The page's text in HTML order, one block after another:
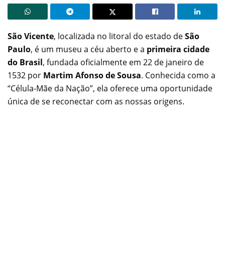
São Vicente, localizada no litoral do estado deSão
Paulo, é um museu a céu aberto e a primeira cidade
do Brasil, fundada oficialmente em 22 de janeiro de
1532 por Martim Afonso de Sousa. Conhecida como a
“Célula-Mãe da Nação”, ela oferece uma oportunidade
única de se reconectar com as nossas origens.